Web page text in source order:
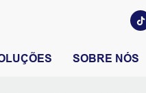
SOBRE NÓS